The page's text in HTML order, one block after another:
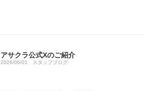
アサクラ公式Xのご紹介
2026/06/01 スタッフブログ